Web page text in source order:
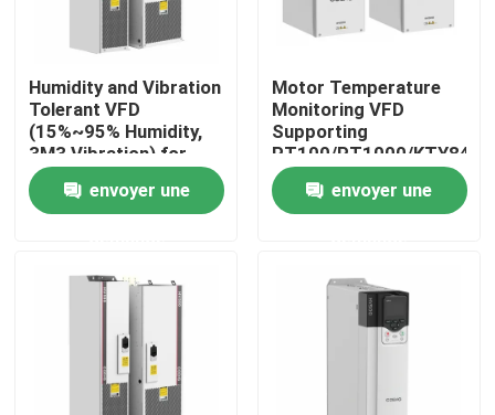
Visite de l'usine
Contrôle de la qualité
Nous contacter
Demandez un devis
commande variable de fréquence de vfd
Humidity and Vibration
Tolerant VFD
(15%~95% Humidity,
3M3 Vibration) for
Harsh Conditions
envoyer une
Motor Temperature
Monitoring VFD
Supporting
PT100/PT1000/KTY84
for Reliable
Performance
envoyer une